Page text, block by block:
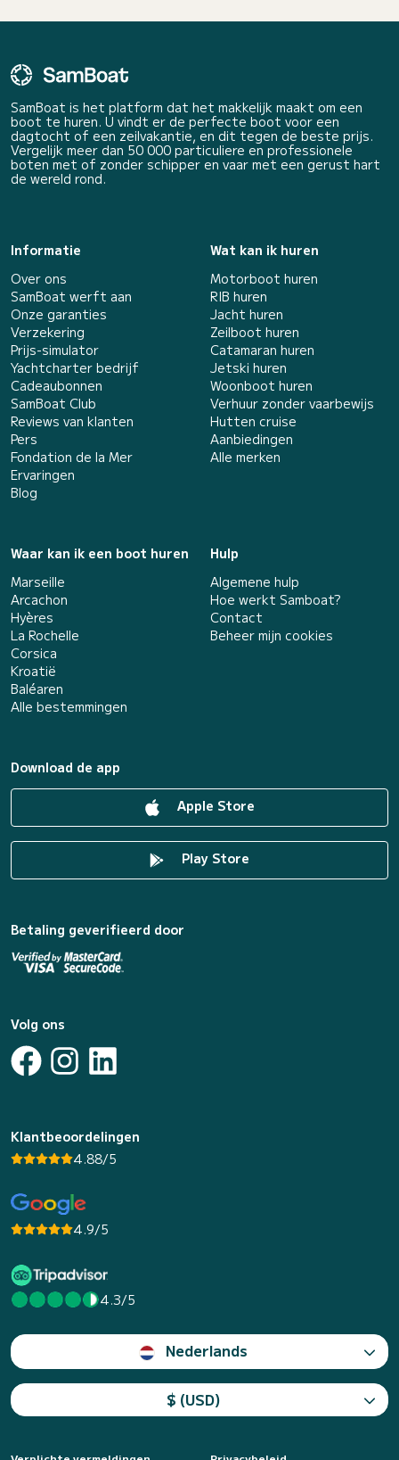
SamBoat is het platform dat het makkelijk maakt om een
boot te huren. U vindt er de perfecte boot voor een
dagtocht of een zeilvakantie, en dit tegen de beste prijs.
Vergelijk meer dan 50 000 particuliere en professionele
boten met of zonder schipper en vaar met een gerust hart
de wereld rond.
Informatie
Over ons
SamBoat werft aan
Onze garanties
Verzekering
Prijs-simulator
Yachtcharter bedrijf
Cadeaubonnen
SamBoat Club
Reviews van klanten
Pers
Fondation de la Mer
Ervaringen
Blog
Wat kan ik huren
Motorboot huren
RIB huren
Jacht huren
Zeilboot huren
Catamaran huren
Jetski huren
Woonboot huren
Verhuur zonder vaarbewijs
Hutten cruise
Aanbiedingen
Alle merken
Waar kan ik een boot huren
Marseille
Arcachon
Hyères
La Rochelle
Corsica
Kroatië
Baléaren
Alle bestemmingen
Hulp
Algemene hulp
Hoe werkt Samboat?
Contact
Beheer mijn cookies
Download de app
Apple Store
Play Store
Betaling geverifieerd door
Volg ons
Klantbeoordelingen
4.88/5
4.9/5
4.3/5
Nederlands
$ (USD)